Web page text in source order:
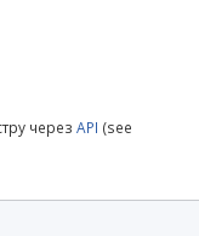
через API (see